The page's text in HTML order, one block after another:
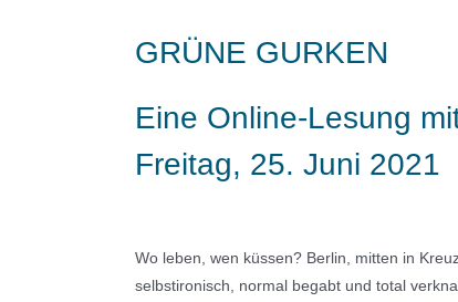
GRÜNE GURKEN
Eine Online-Lesung
Freitag, 25. Juni 2021
Wo leben, wen küssen? Berlin, mitten in
selbstironisch, normal begabt und total